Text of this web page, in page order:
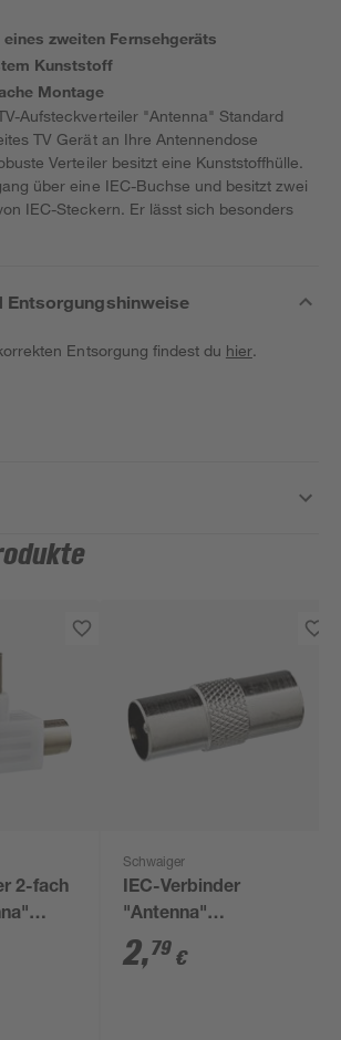
zweiten Fernsehgeräts
Kunststoff
Montage
Aufsteckverteiler "Antenna" Standard
TV Gerät an Ihre Antennendose
Verteiler besitzt eine Kunststoffhülle.
über eine IEC-Buchse und besitzt zwei
IEC-Steckern. Er lässt sich besonders
Entsorgungshinweise
Entsorgung findest du hier.
2-fach
Schwaiger
IEC-Verbinder
"Antenna"
Professional Stecker
2,79 €